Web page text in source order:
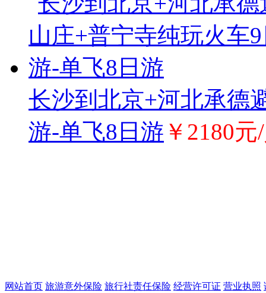
长沙到北京+河北承德
游-单飞8日游 ￥2180
网站首页 旅游意外保险 旅行社责任保险 经营许可证 营业执照